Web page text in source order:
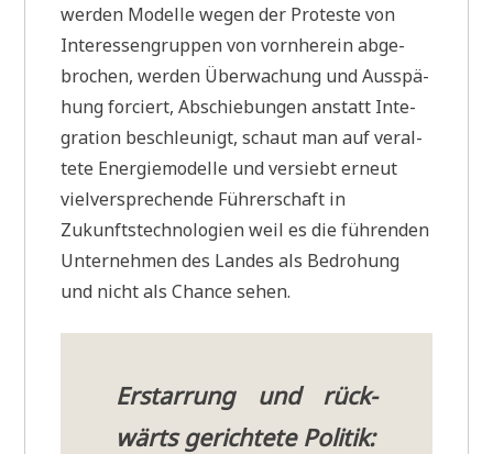
wer­den Model­le wegen der Pro­te­ste von
Inter­es­sen­grup­pen von vorn­her­ein abge­
bro­chen, wer­den Über­wa­chung und Aus­spä­
hung for­ciert, Abschie­bun­gen anstatt Inte­
gra­ti­on beschleu­nigt, schaut man auf ver­al­
te­te Ener­gie­mo­del­le und ver­siebt erneut
viel­ver­spre­chen­de Füh­rer­schaft in
Zukunfts­tech­no­lo­gien weil es die füh­ren­den
Unter­neh­men des Lan­des als Bedro­hung
und nicht als Chan­ce sehen.
Erstar­rung und rück­
wärts gerich­te­te Politik: